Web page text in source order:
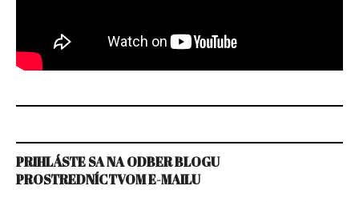
PRIHLÁSTE SA NA ODBER BLOGU
PROSTREDNÍCTVOM E-MAILU